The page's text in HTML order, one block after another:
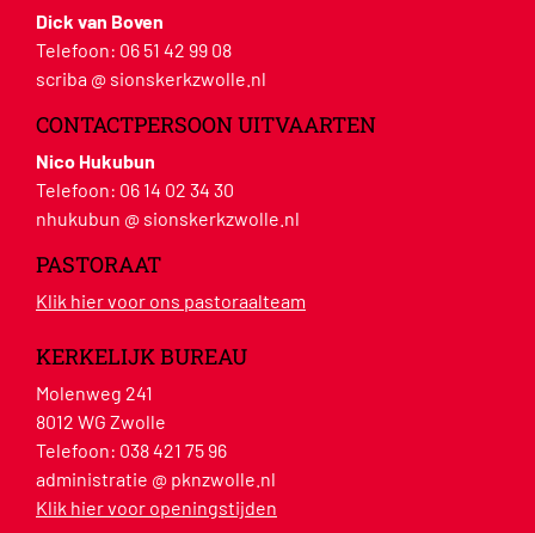
Dick van Boven
Telefoon: 06 51 42 99 08
scriba @ sionskerkzwolle.nl
CONTACTPERSOON UITVAARTEN
Nico Hukubun
Telefoon: 06 14 02 34 30
nhukubun @ sionskerkzwolle.nl
PASTORAAT
Klik hier voor ons pastoraalteam
KERKELIJK BUREAU
Molenweg 241
8012 WG Zwolle
Telefoon: 038 421 75 96
administratie @ pknzwolle.nl
Klik hier voor openingstijden